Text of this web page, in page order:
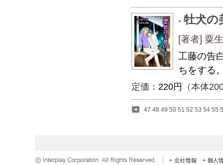
牡犬の
[著者] 粟
工藤の告
ちをする
定価： 220円 （本体
47 48 49 50 51 52 53 54 55